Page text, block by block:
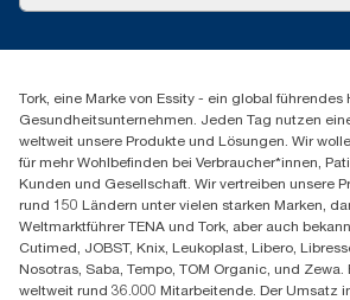
Produktreklamation
Spenderreklamation
+49 (0)621/778 4700
Essity Professional Hygiene
Sandhofer Straße 176
68305 Mannheim
Mo-Do 8:00-16:30 Uhr | Fr 8:00-15:00
Tork, eine Marke von Essity - ein global führendes
Gesundheitsunternehmen. Jeden Tag nutzen
weltweit unsere Produkte und Lösungen. Wir
für mehr Wohlbefinden bei Verbraucher*innen,
Kunden und Gesellschaft. Wir vertreiben unsere
rund 150 Ländern unter vielen starken Marken,
Weltmarktführer TENA und Tork, aber auch
Cutimed, JOBST, Knix, Leukoplast, Libero,
Nosotras, Saba, Tempo, TOM Organic, und
weltweit rund 36.000 Mitarbeitende. Der Umsatz